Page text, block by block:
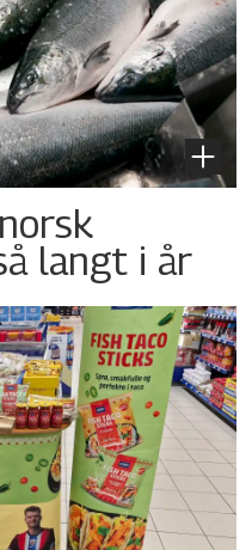
langt i år